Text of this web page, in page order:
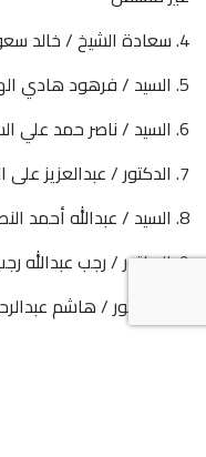
4. سعادة الشيخ / خالد سعود خالد حمد آل ثاني – مستقل
5. السيد / فرهود هادي الهاجري – مستقل
6. السيد / ناصر حمد علي السليطي – مستقل
7. الدكتور / عبدالعزيز على الحمادي- مستقل
8. السيد / عبدالله أحمد النصر- مستقل
9. الدكتور / رجب عبدالله رجب الإسماعيل – مستقل